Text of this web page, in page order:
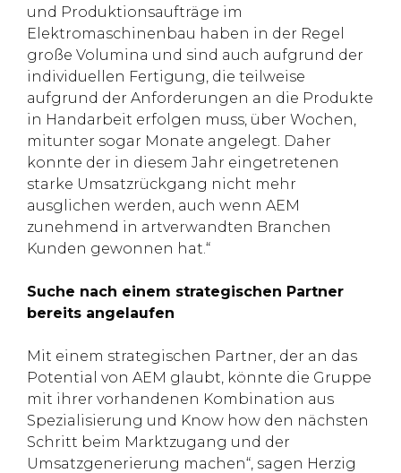
und Produktionsaufträge im
Elektromaschinenbau haben in der Regel
große Volumina und sind auch aufgrund der
individuellen Fertigung, die teilweise
aufgrund der Anforderungen an die Produkte
in Handarbeit erfolgen muss, über Wochen,
mitunter sogar Monate angelegt. Daher
konnte der in diesem Jahr eingetretenen
starke Umsatzrückgang nicht mehr
ausglichen werden, auch wenn AEM
zunehmend in artverwandten Branchen
Kunden gewonnen hat.“
Suche nach einem strategischen Partner
bereits angelaufen
Mit einem strategischen Partner, der an das
Potential von AEM glaubt, könnte die Gruppe
mit ihrer vorhandenen Kombination aus
Spezialisierung und Know how den nächsten
Schritt beim Marktzugang und der
Umsatzgenerierung machen“, sagen Herzig